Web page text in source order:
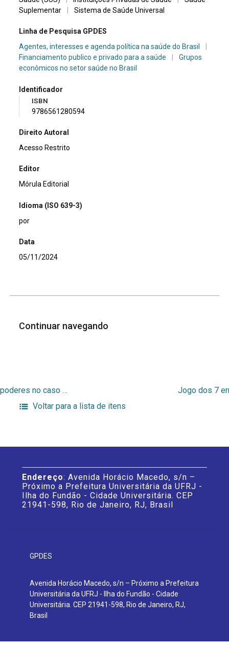
Suplementar
Sistema de Saúde Universal
Linha de Pesquisa GPDES
Agentes, interesses e agenda política na saúde do Brasil
Financiamento publico e privado para a saúde
Grupos
econômicos no setor saúde no Brasil
Identificador
ISBN
9786561280594
Direito Autoral
Acesso Restrito
Editor
Mórula Editorial
Idioma (ISO 639-3)
por
Data
05/11/2024
Continuar navegando
Da judicialização ao advocacy: a atuação dos poderes no caso do rol (taxativo) da ANS
Voltar para a lista de itens
Endereço: Avenida Horácio Macedo, s/n –
Próximo a Prefeitura Universitária da UFRJ -
Ilha do Fundão - Cidade Universitária. CEP
21941-598, Rio de Janeiro, RJ, Brasil
GPDES
Avenida Horácio Macedo, s/n – Próximo a Prefeitura
Universitária da UFRJ - Ilha do Fundão - Cidade
Universitária. CEP 21941-598, Rio de Janeiro, RJ,
Brasil